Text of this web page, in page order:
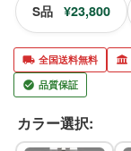
S品 ¥23,800
全国送料無料
品質保証
カラー選択: